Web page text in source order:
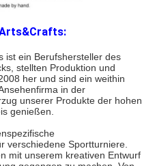
ist ein Berufshersteller des
stellten Produktion und
her und sind ein weithin
in der
unserer Produkte der hohen
genießen.
verschiedene Sportturniere.
mit unserem kreativen Entwurf